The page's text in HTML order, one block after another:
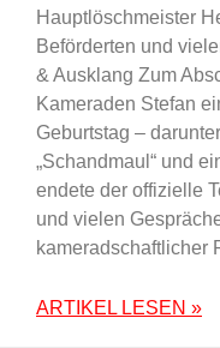
Hauptlöschmeister
Beförderten und
& Ausklang Zum
Kameraden Stefan
Geburtstag –
„Schandmaul“ und
endete der offizielle
und vielen
kameradschaftlicher
ARTIKEL LESEN »